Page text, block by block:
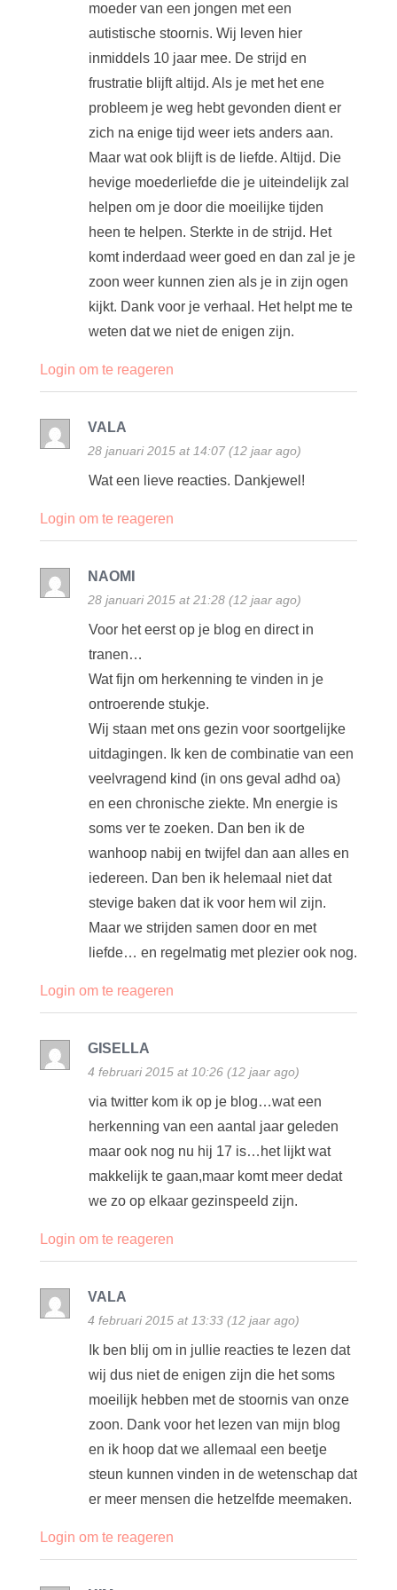
moeder van een jongen met een
autistische stoornis. Wij leven hier
inmiddels 10 jaar mee. De strijd en
frustratie blijft altijd. Als je met het ene
probleem je weg hebt gevonden dient er
zich na enige tijd weer iets anders aan.
Maar wat ook blijft is de liefde. Altijd. Die
hevige moederliefde die je uiteindelijk zal
helpen om je door die moeilijke tijden
heen te helpen. Sterkte in de strijd. Het
komt inderdaad weer goed en dan zal je je
zoon weer kunnen zien als je in zijn ogen
kijkt. Dank voor je verhaal. Het helpt me te
weten dat we niet de enigen zijn.
Login om te reageren
VALA
28 januari 2015 at 14:07 (12 jaar ago)
Wat een lieve reacties. Dankjewel!
Login om te reageren
NAOMI
28 januari 2015 at 21:28 (12 jaar ago)
Voor het eerst op je blog en direct in
tranen…
Wat fijn om herkenning te vinden in je
ontroerende stukje.
Wij staan met ons gezin voor soortgelijke
uitdagingen. Ik ken de combinatie van een
veelvragend kind (in ons geval adhd oa)
en een chronische ziekte. Mn energie is
soms ver te zoeken. Dan ben ik de
wanhoop nabij en twijfel dan aan alles en
iedereen. Dan ben ik helemaal niet dat
stevige baken dat ik voor hem wil zijn.
Maar we strijden samen door en met
liefde… en regelmatig met plezier ook nog.
Login om te reageren
GISELLA
4 februari 2015 at 10:26 (12 jaar ago)
via twitter kom ik op je blog…wat een
herkenning van een aantal jaar geleden
maar ook nog nu hij 17 is…het lijkt wat
makkelijk te gaan,maar komt meer dedat
we zo op elkaar gezinspeeld zijn.
Login om te reageren
VALA
4 februari 2015 at 13:33 (12 jaar ago)
Ik ben blij om in jullie reacties te lezen dat
wij dus niet de enigen zijn die het soms
moeilijk hebben met de stoornis van onze
zoon. Dank voor het lezen van mijn blog
en ik hoop dat we allemaal een beetje
steun kunnen vinden in de wetenschap dat
er meer mensen die hetzelfde meemaken.
Login om te reageren